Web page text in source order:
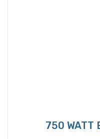
750 WATT